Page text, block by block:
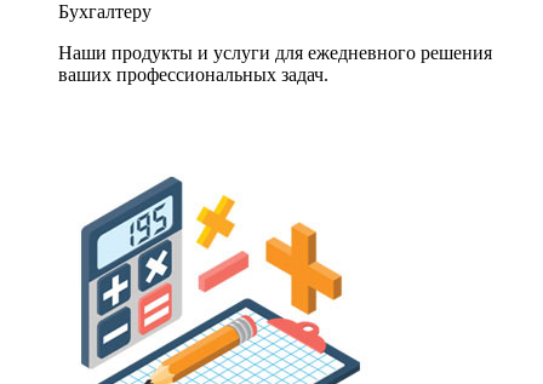
Бухгалтеру
Наши продукты и услуги для ежедневного решения
ваших профессиональных задач.